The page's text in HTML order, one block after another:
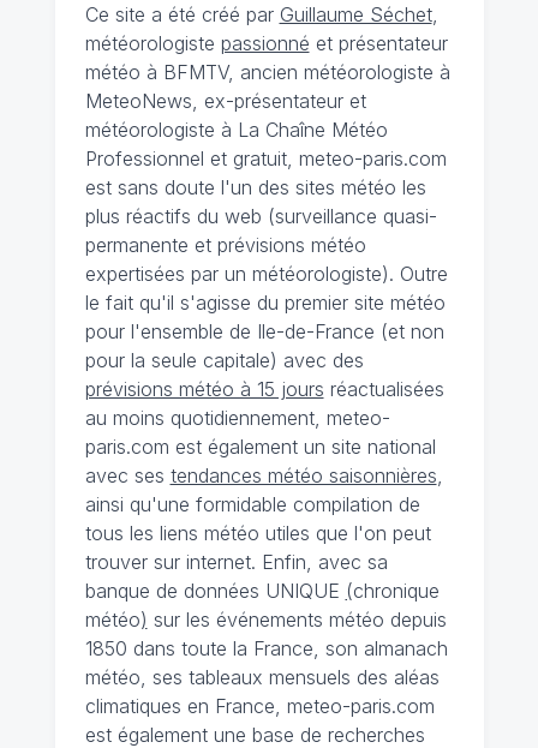
Ce site a été créé par Guillaume Séchet,
météorologiste passionné et présentateur
météo à BFMTV, ancien météorologiste à
MeteoNews, ex-présentateur et
météorologiste à La Chaîne Météo
Professionnel et gratuit, meteo-paris.com
est sans doute l'un des sites météo les
plus réactifs du web (surveillance quasi-
permanente et prévisions météo
expertisées par un météorologiste). Outre
le fait qu'il s'agisse du premier site météo
pour l'ensemble de Ile-de-France (et non
pour la seule capitale) avec des
prévisions météo à 15 jours réactualisées
au moins quotidiennement, meteo-
paris.com est également un site national
avec ses tendances météo saisonnières
ainsi qu'une formidable compilation de
tous les liens météo utiles que l'on peut
trouver sur internet. Enfin, avec sa
banque de données UNIQUE (chronique
météo) sur les événements météo depuis
1850 dans toute la France, son almanach
météo, ses tableaux mensuels des aléas
climatiques en France, meteo-paris.com
est également une base de recherches